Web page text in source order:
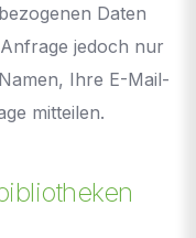
Daten
jedoch nur
Ihre E-Mail-
mitteilen.